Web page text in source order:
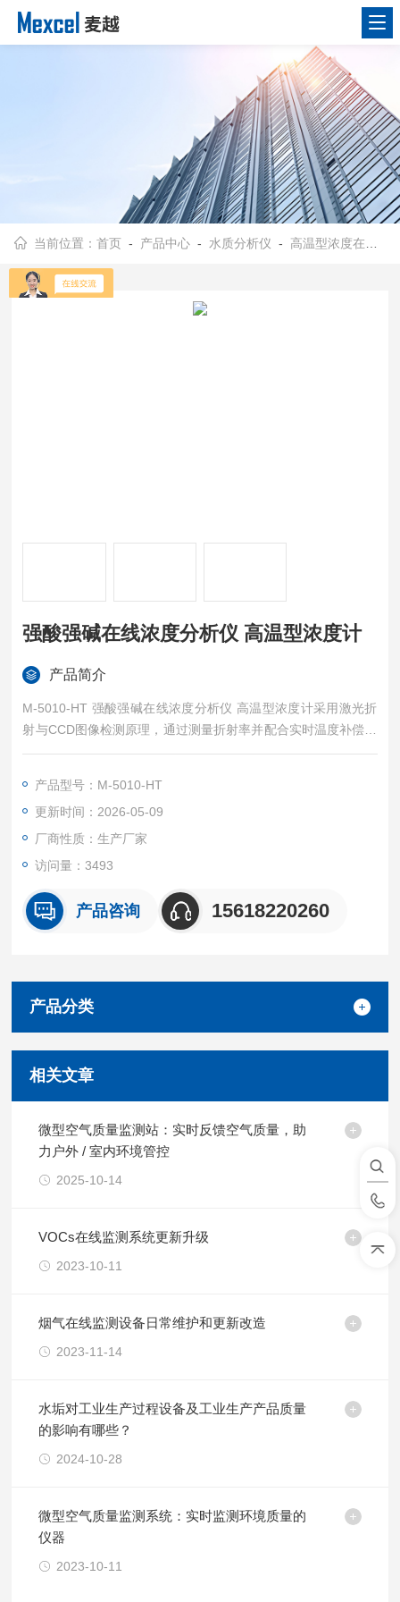
当前位置：首页 - 产品中心 - 水质分析仪 - 高温型浓度在线分析仪
强酸强碱在线浓度分析仪 高温型浓度计
产品简介
M-5010-HT 强酸强碱在线浓度分析仪 高温型浓度计采用激光折
射与CCD图像检测原理，通过测量折射率并配合实时温度补偿，
精准输出浓度、Brix、密度等参数。设备不受介质颜色、浊度、
换。具备自诊断、上下限报警及现场浓度曲线修正功能，支持CI
P/SIP清洗，耐温达120℃，适用于盐水、酸碱、溶剂等高温工艺
段的在线浓度监测。
产品型号：M-5010-HT
更新时间：2026-05-09
厂商性质：生产厂家
访问量：3493
产品咨询 15618220260
产品分类
相关文章
微型空气质量监测站：实时反馈空气质量，助
力户外 / 室内环境管控
2025-10-14
VOCs在线监测系统更新升级
2023-10-11
烟气在线监测设备日常维护和更新改造
2023-11-14
水垢对工业生产过程设备及工业生产产品质量
的影响有哪些？
2024-10-28
微型空气质量监测系统：实时监测环境质量的
仪器
2023-10-11